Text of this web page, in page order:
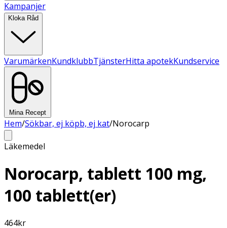
Kampanjer
Kloka Råd
VarumärkenKundklubbTjänsterHitta apotekKundservice
Mina Recept
Hem/Sökbar, ej köpb, ej kat/Norocarp
Läkemedel
Norocarp, tablett 100 mg,
100 tablett(er)
464kr